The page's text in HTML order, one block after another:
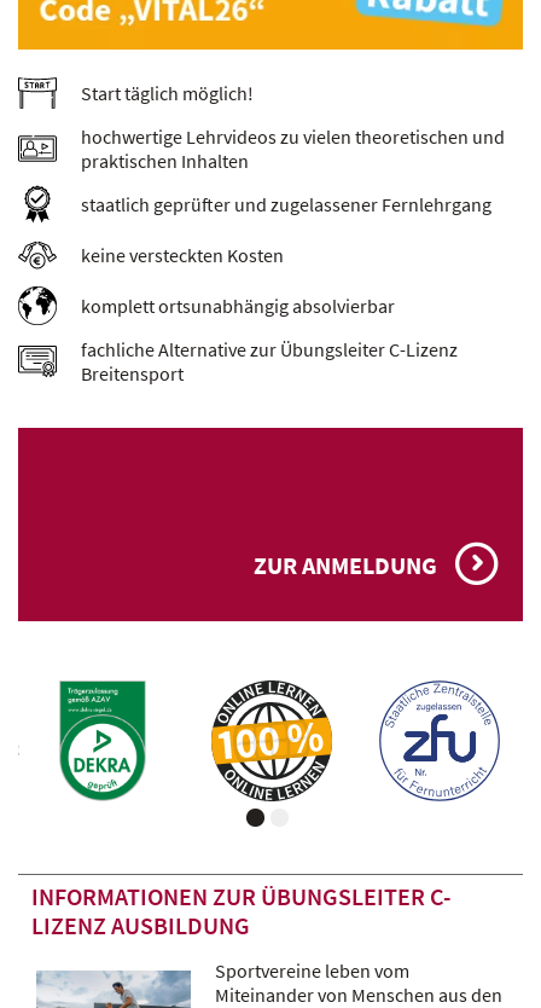
Start täglich möglich!
hochwertige Lehrvideos zu vielen theoretischen und
praktischen Inhalten
staatlich geprüfter und zugelassener Fernlehrgang
keine versteckten Kosten
komplett ortsunabhängig absolvierbar
fachliche Alternative zur Übungsleiter C-Lizenz
Breitensport
ZUR ANMELDUNG
INFORMATIONEN ZUR ÜBUNGSLEITER C-
LIZENZ AUSBILDUNG
Sportvereine leben vom
Miteinander von Menschen aus den